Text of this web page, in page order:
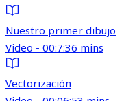
Nuestro primer dibujo
Video - 00:7:36 mins
Vectorización